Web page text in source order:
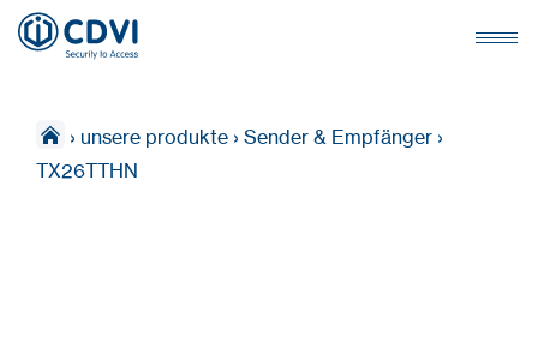
› unsere produkte › Sender & Empfänger ›
TX26TTHN